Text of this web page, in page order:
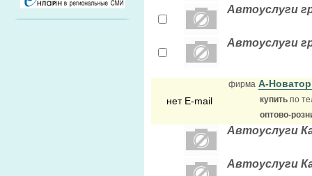
Автоуслуги
Автоуслуги
нет E-mail
фирма А-
купить по
оптово-
Автоуслуги
Автоуслуги